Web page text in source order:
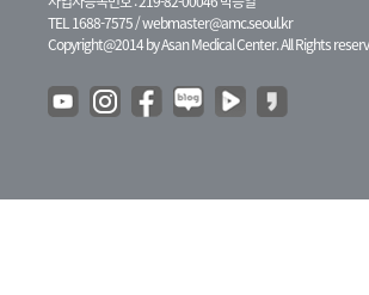
TEL 1688-7575 /webmaster@amc.seoul.kr
Copyright@2014 by Asan Medical Center. All Rights